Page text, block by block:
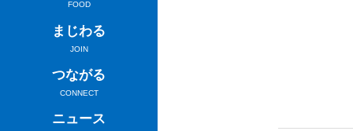
FOOD
まじわる
JOIN
つながる
CONNECT
ニュース